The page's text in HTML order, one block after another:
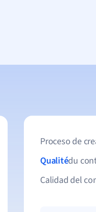
Proceso de
Qualitédu
Calidad del